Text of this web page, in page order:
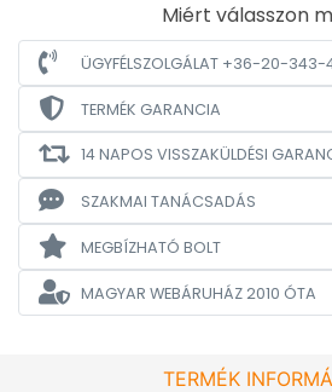
Miért válasszon
ÜGYFÉLSZOLGÁLAT +36-20-
TERMÉK GARANCIA
14 NAPOS VISSZAKÜLDÉSI
SZAKMAI TANÁCSADÁS
MEGBÍZHATÓ BOLT
MAGYAR WEBÁRUHÁZ2010 ÓTA
TERMÉK